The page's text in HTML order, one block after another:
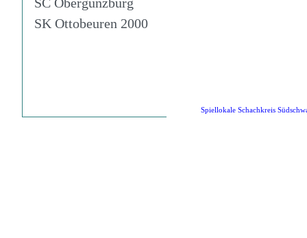
SK Ottobeuren 2000
Spiellokale Schachkreis